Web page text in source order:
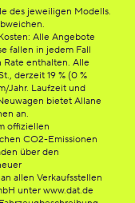
des jeweiligen Modells.
Alle Angebote
fallen in jedem Fall
Rate enthalten. Alle
derzeit 19 % (0 %
Jahr. Laufzeit und
bietet Allane
an.
offiziellen
CO2-Emissionen
über den
allen Verkaufsstellen
unter www.dat.de